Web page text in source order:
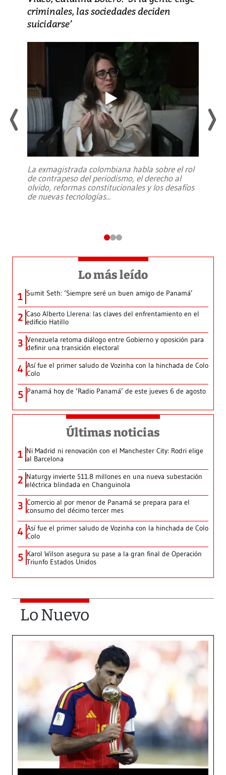
criminales, las sociedades deciden
suicidarse’
La exmagistrada colombiana habla sobre el rol
de contrapeso del periodismo, el derecho al
olvido, reformas constitucionales y los desafíos
de nuevas tecnologías...
Lo más leído
1 Sumit Seth: ‘Siempre seré un buen amigo de Panamá’
2 Caso Alberto Llerena: las claves del enfrentamiento en el
edificio Hatillo
3 Venezuela retoma diálogo entre Gobierno y oposición para
definir una transición electoral
4 Así fue el primer saludo de Vozinha con la hinchada de Colo
Colo
5 Panamá hoy de ‘Radio Panamá’ de este jueves 6 de agosto
Últimas noticias
1 Ni Madrid ni renovación con el Manchester City: Rodri elige
al Barcelona
2 Naturgy invierte $11.8 millones en una nueva subestación
eléctrica blindada en Changuinola
3 Comercio al por menor de Panamá se prepara para el
consumo del décimo tercer mes
4 Así fue el primer saludo de Vozinha con la hinchada de Colo
Colo
5 Karol Wilson asegura su pase a la gran final de Operación
Triunfo Estados Unidos
Lo Nuevo